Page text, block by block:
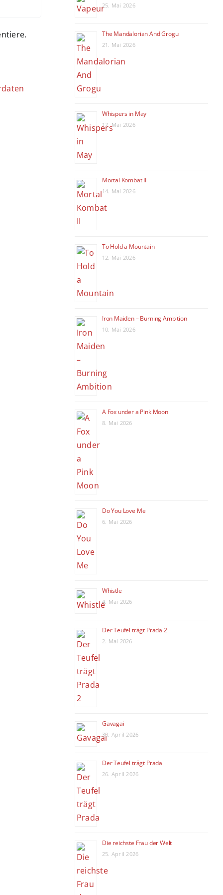
25. Mai 2026
The Mandalorian And Grogu
21. Mai 2026
Whispers in May
17. Mai 2026
Mortal Kombat II
14. Mai 2026
To Hold a Mountain
12. Mai 2026
Iron Maiden – Burning Ambition
10. Mai 2026
A Fox under a Pink Moon
8. Mai 2026
Do You Love Me
6. Mai 2026
Whistle
4. Mai 2026
Der Teufel trägt Prada 2
2. Mai 2026
Gavagai
30. April 2026
Der Teufel trägt Prada
26. April 2026
Die reichste Frau der Welt
25. April 2026